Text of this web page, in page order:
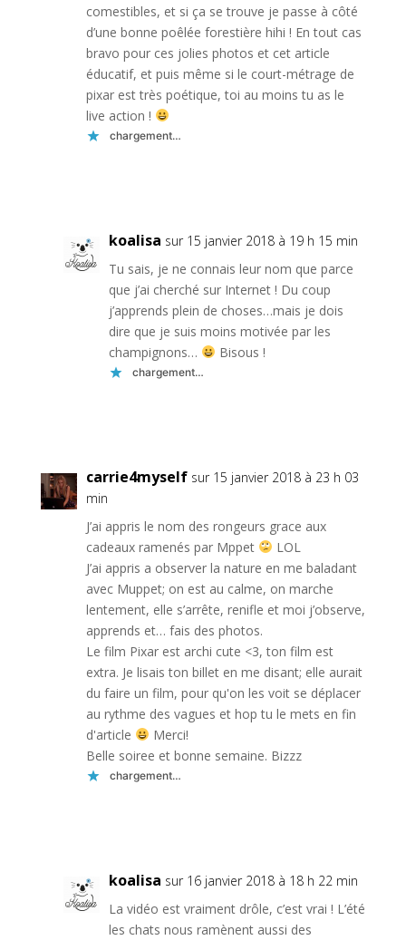
comestibles, et si ça se trouve je passe à côté
d’une bonne poêlée forestière hihi ! En tout cas
bravo pour ces jolies photos et cet article
éducatif, et puis même si le court-métrage de
pixar est très poétique, toi au moins tu as le
live action !
chargement…
koalisa sur 15 janvier 2018 à 19 h 15 min
Tu sais, je ne connais leur nom que parce
que j’ai cherché sur Internet ! Du coup
j’apprends plein de choses…mais je dois
dire que je suis moins motivée par les
champignons…
Bisous !
chargement…
carrie4myself sur 15 janvier 2018 à 23 h 03
min
J’ai appris le nom des rongeurs grace aux
cadeaux ramenés par Mppet
LOL
J’ai appris a observer la nature en me baladant
avec Muppet; on est au calme, on marche
lentement, elle s’arrête, renifle et moi j’observe,
apprends et… fais des photos.
Le film Pixar est archi cute <3, ton film est
extra. Je lisais ton billet en me disant; elle aurait
du faire un film, pour qu'on les voit se déplacer
au rythme des vagues et hop tu le mets en fin
d'article
Merci!
Belle soiree et bonne semaine. Bizzz
chargement…
koalisa sur 16 janvier 2018 à 18 h 22 min
La vidéo est vraiment drôle, c’est vrai ! L’été
les chats nous ramènent aussi des